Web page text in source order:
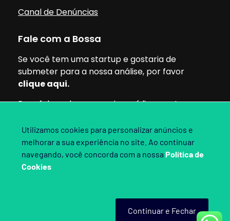
Canal de Denúncias
Fale com a Bossa
Se você tem uma startup e gostaria de
submeter para a nossa análise, por favor
clique aqui.
Para falar sobre parcerias, mídia ou outros
Siga nossas redes:
Utilizamos cookies para personalizar anúncios e
melhorar a sua experiência no site. Ao continuar
navegando, você concorda com a nossa Política de
Cookies
Continuar e Fechar